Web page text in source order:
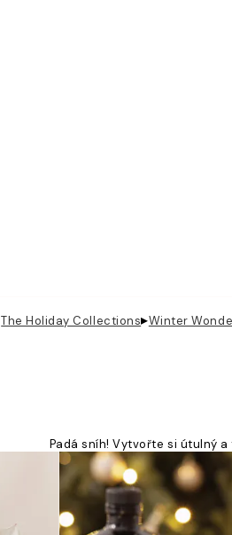
The Holiday Collections▸Winter
Padá sníh! Vytvořte si útulný